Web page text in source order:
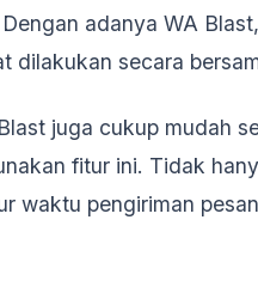
adanya WA
dilakukan secara
juga cukup mudah
fitur ini. Tidak
waktu pengiriman